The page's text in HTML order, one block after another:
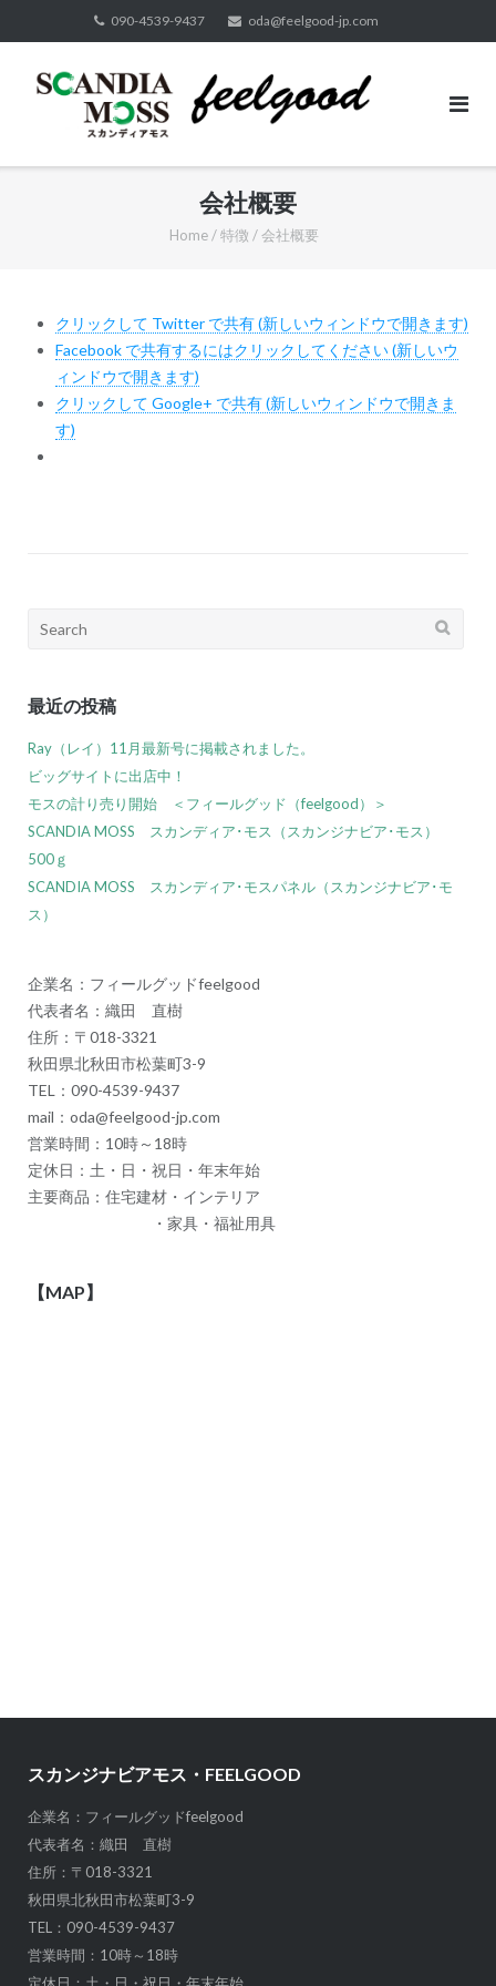
to
090-4539-9437 oda@feelgood-jp.com
会社概要
Home / 特徴 / 会社概要
クリックして Twitter で共有 (新しいウィンドウで開きます)
Facebook で共有するにはクリックしてください (新しいウ
ィンドウで開きます)
クリックして Google+ で共有 (新しいウィンドウで開きま
す)
Search
最近の投稿
Ray（レイ）11月最新号に掲載されました。
ビッグサイトに出店中！
モスの計り売り開始 ＜フィールグッド（feelgood）＞
SCANDIA MOSS スカンディア･モス（スカンジナビア･モス）
500ｇ
SCANDIA MOSS スカンディア･モスパネル（スカンジナビア･モ
ス）
企業名：フィールグッドfeelgood
代表者名：織田 直樹
住所：〒018-3321
秋田県北秋田市松葉町3-9
TEL：090-4539-9437
mail：oda@feelgood-jp.com
営業時間：10時～18時
定休日：土・日・祝日・年末年始
主要商品：住宅建材・インテリア
・家具・福祉用具
【MAP】
スカンジナビアモス・FEELGOOD
企業名：フィールグッドfeelgood
代表者名：織田 直樹
住所：〒018-3321
秋田県北秋田市松葉町3-9
TEL：090-4539-9437
営業時間：10時～18時